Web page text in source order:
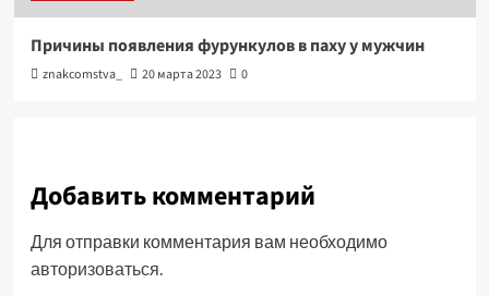
Причины появления фурункулов в паху у мужчин
znakcomstva_ 20 марта 2023 0
Добавить комментарий
Для отправки комментария вам необходимо
авторизоваться.